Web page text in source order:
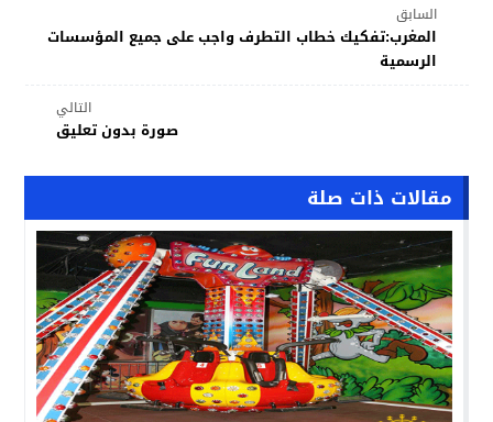
السابق
المغرب:تفكيك خطاب التطرف واجب على جميع المؤسسات
الرسمية
التالي
صورة بدون تعليق
مقالات ذات صلة